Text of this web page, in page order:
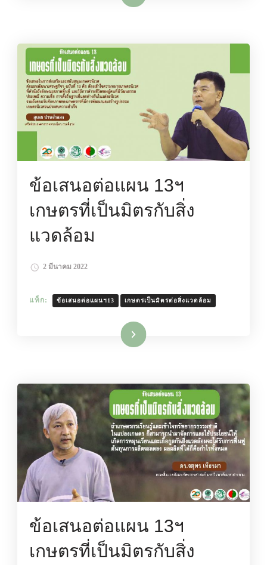
ข้อเสนอต่อแผน 13ฯ
เกษตรที่เป็นมิตรกับสิ่ง
แวดล้อม
2 มีนาคม 2022
แท็ก: ข้อเสนอต่อแผนฯ13 เกษตรเป็นมิตรต่อสิ่งแวดล้อม
อ่านเพิ่มเติม
ข้อเสนอต่อแผน 13ฯ
เกษตรที่เป็นมิตรกับสิ่ง